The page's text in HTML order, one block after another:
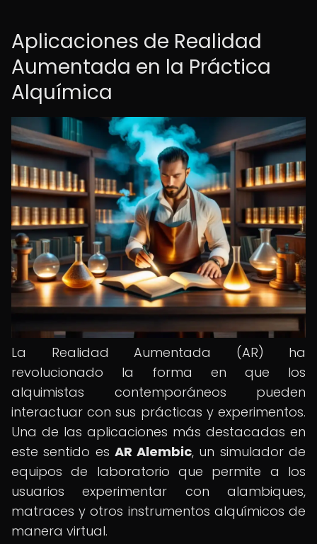
Aplicaciones de Realidad
Aumentada en la Práctica
Alquímica
La Realidad Aumentada (AR) ha
revolucionado la forma en que los
alquimistas contemporáneos pueden
interactuar con sus prácticas y experimentos.
Una de las aplicaciones más destacadas en
este sentido es AR Alembic, un simulador de
equipos de laboratorio que permite a los
usuarios experimentar con alambiques,
matraces y otros instrumentos alquímicos de
manera virtual.